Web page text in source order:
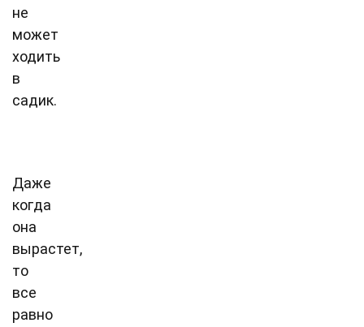
не
может
ходить
в
садик.
Даже
когда
она
вырастет,
то
все
равно